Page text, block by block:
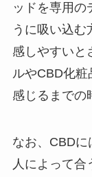
ッドを専用の
うに吸い込む
感しやすいと
ルやCBD化粧
感じるまでの
なお、CBDに
人によって合